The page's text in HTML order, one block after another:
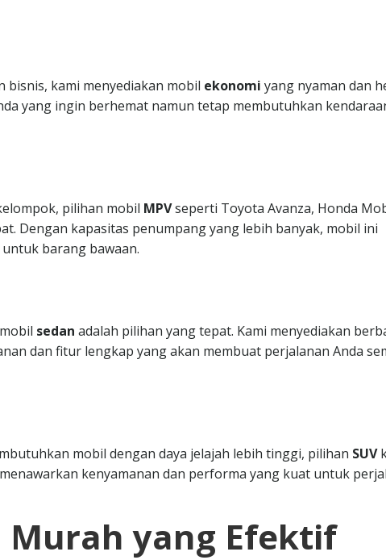
kami menyediakan mobil ekonomi yang nyaman dan
yang ingin berhemat namun tetap membutuhkan
pilihan mobil MPVseperti Toyota Avanza, Honda
Dengan kapasitas penumpang yang lebih banyak, mobil ini
barang bawaan.
sedan adalah pilihan yang tepat. Kami menyediakan
dan fitur lengkap yang akan membuat perjalanan Anda
mobil dengan daya jelajah lebih tinggi, pilihan SUV
kenyamanan dan performa yang kuat untuk
Murah yang Efektif